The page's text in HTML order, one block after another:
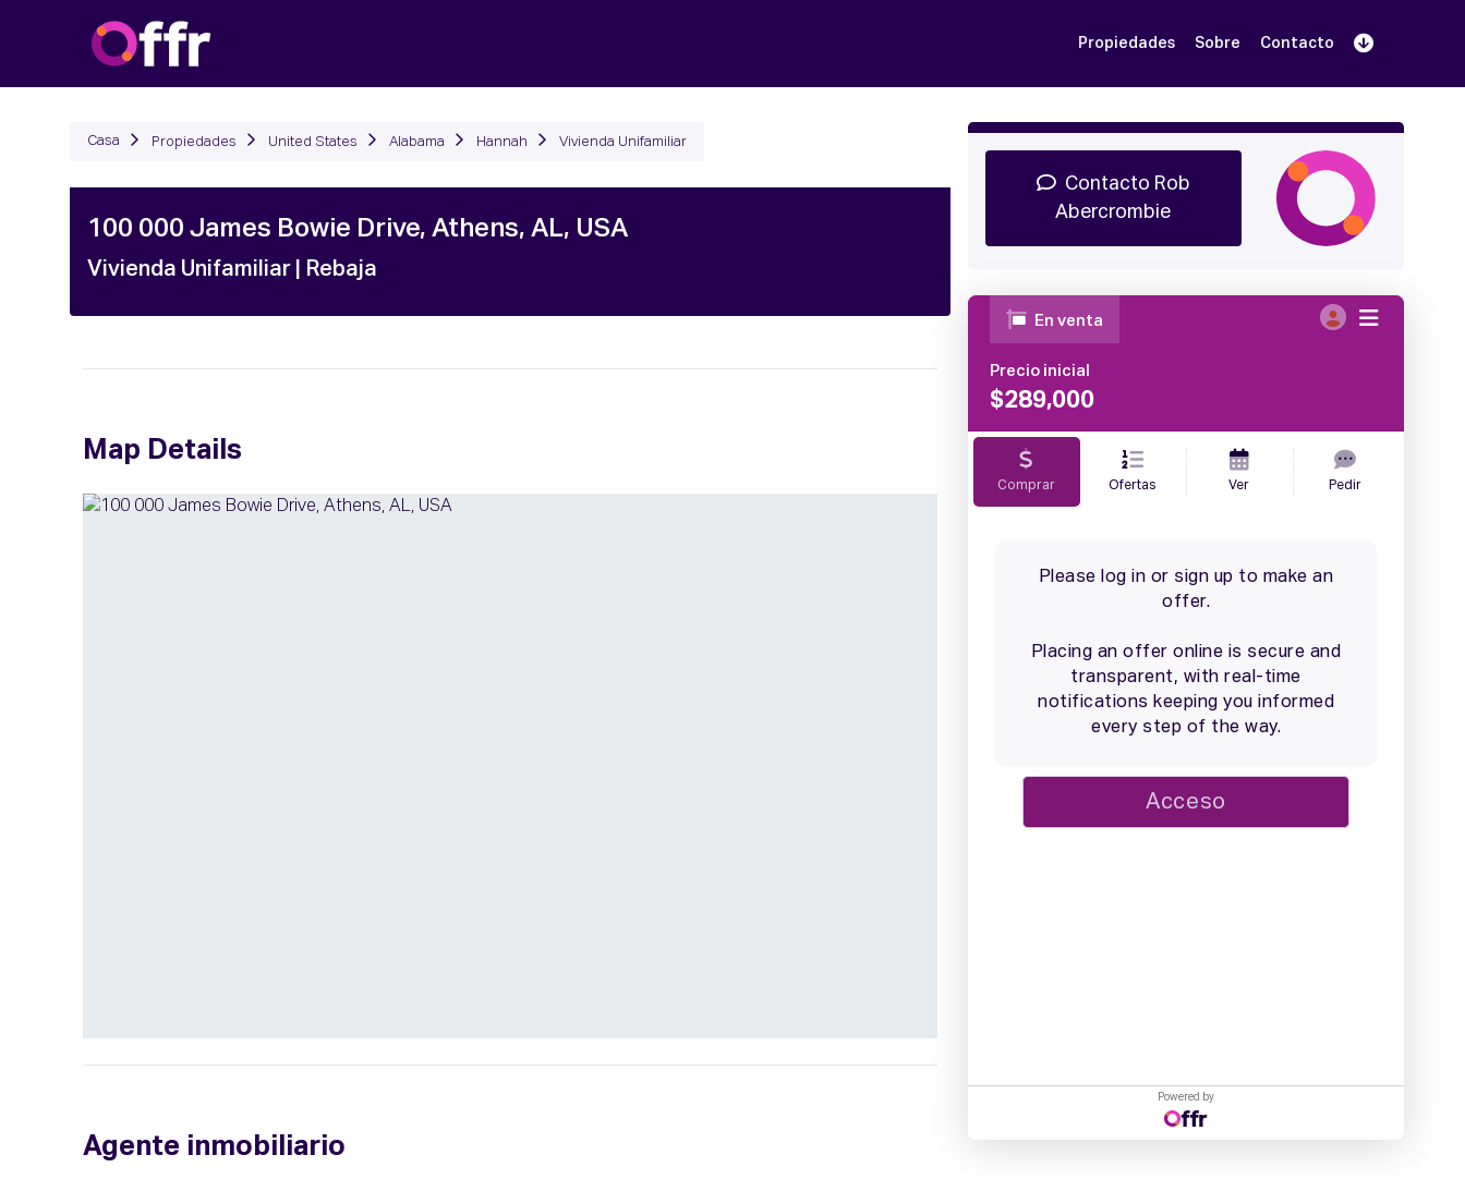
Propiedades Sobre Contacto
Casa Propiedades United States Alabama Hannah Vivienda Unifamiliar
100 000 James Bowie Drive, Athens, AL, USA
Vivienda Unifamiliar | Rebaja
Map Details
Agente inmobiliario
Contacto Rob
Abercrombie
Powered by